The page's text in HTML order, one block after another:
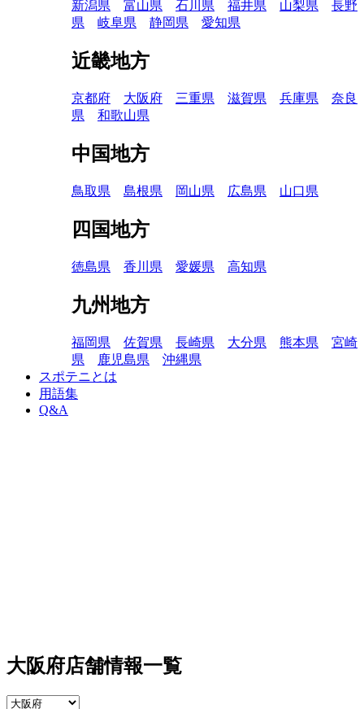
新潟県 富山県 石川県 福井県 山梨県
長野
県
岐阜県 静岡県 愛知県
近畿地方
京都府 大阪府 三重県 滋賀県 兵庫県
奈良
県
和歌山県
中国地方
鳥取県 島根県 岡山県 広島県 山口県
四国地方
徳島県 香川県 愛媛県 高知県
九州地方
福岡県 佐賀県 長崎県 大分県 熊本県
宮崎
県
鹿児島県
沖縄県
スポテニとは
用語集
Q&A
大阪府店舗情報一覧